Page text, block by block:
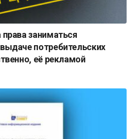
заниматься
потребительских
её рекламой